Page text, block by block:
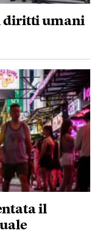
diritti umani
il